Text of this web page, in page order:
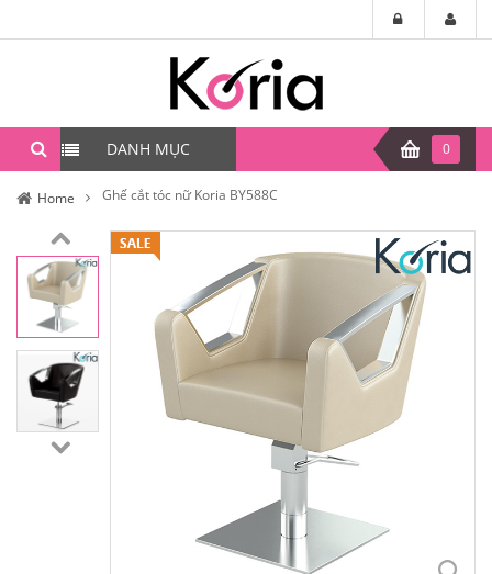
DANH MỤC 0
Home Ghế cắt tóc nữ Koria BY588C